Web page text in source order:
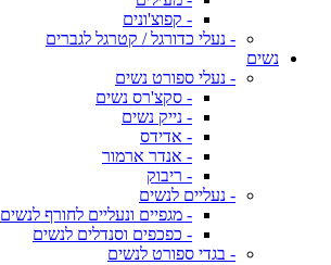
- קפוצ'ונים
- נעלי כדורגל / קטרגל לגברים
נשים
- נעלי ספורט נשים
- סקצ'רס נשים
- נייק נשים
- אדידס
- אנדר ארמור
- ריבוק
- נעליים לנשים
- מגפיים ונעליים לחורף לנשים
- כפכפים וסנדלים לנשים
- בגדי ספורט לנשים